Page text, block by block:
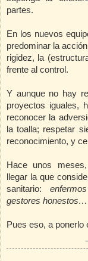
partes.
En los nuevos
predominar la
rigidez, la
frente al control.
Y aunque no hay
proyectos iguales,
reconocer la
la toalla; respetar
reconocimiento, y
Hace unos
llegar la que
sanitario:
gestores honestos…
Pues eso, a ponerlo